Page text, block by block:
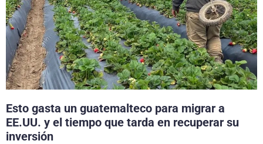
Esto gasta un guatemalteco para migrar a
EE.UU. y el tiempo que tarda en recuperar su
inversión